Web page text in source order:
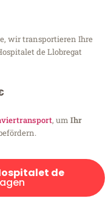
wir transportieren Ihre
de Llobregat
, um Ihr
de